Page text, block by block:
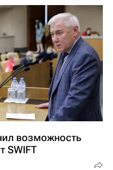
возможность
SWIFT